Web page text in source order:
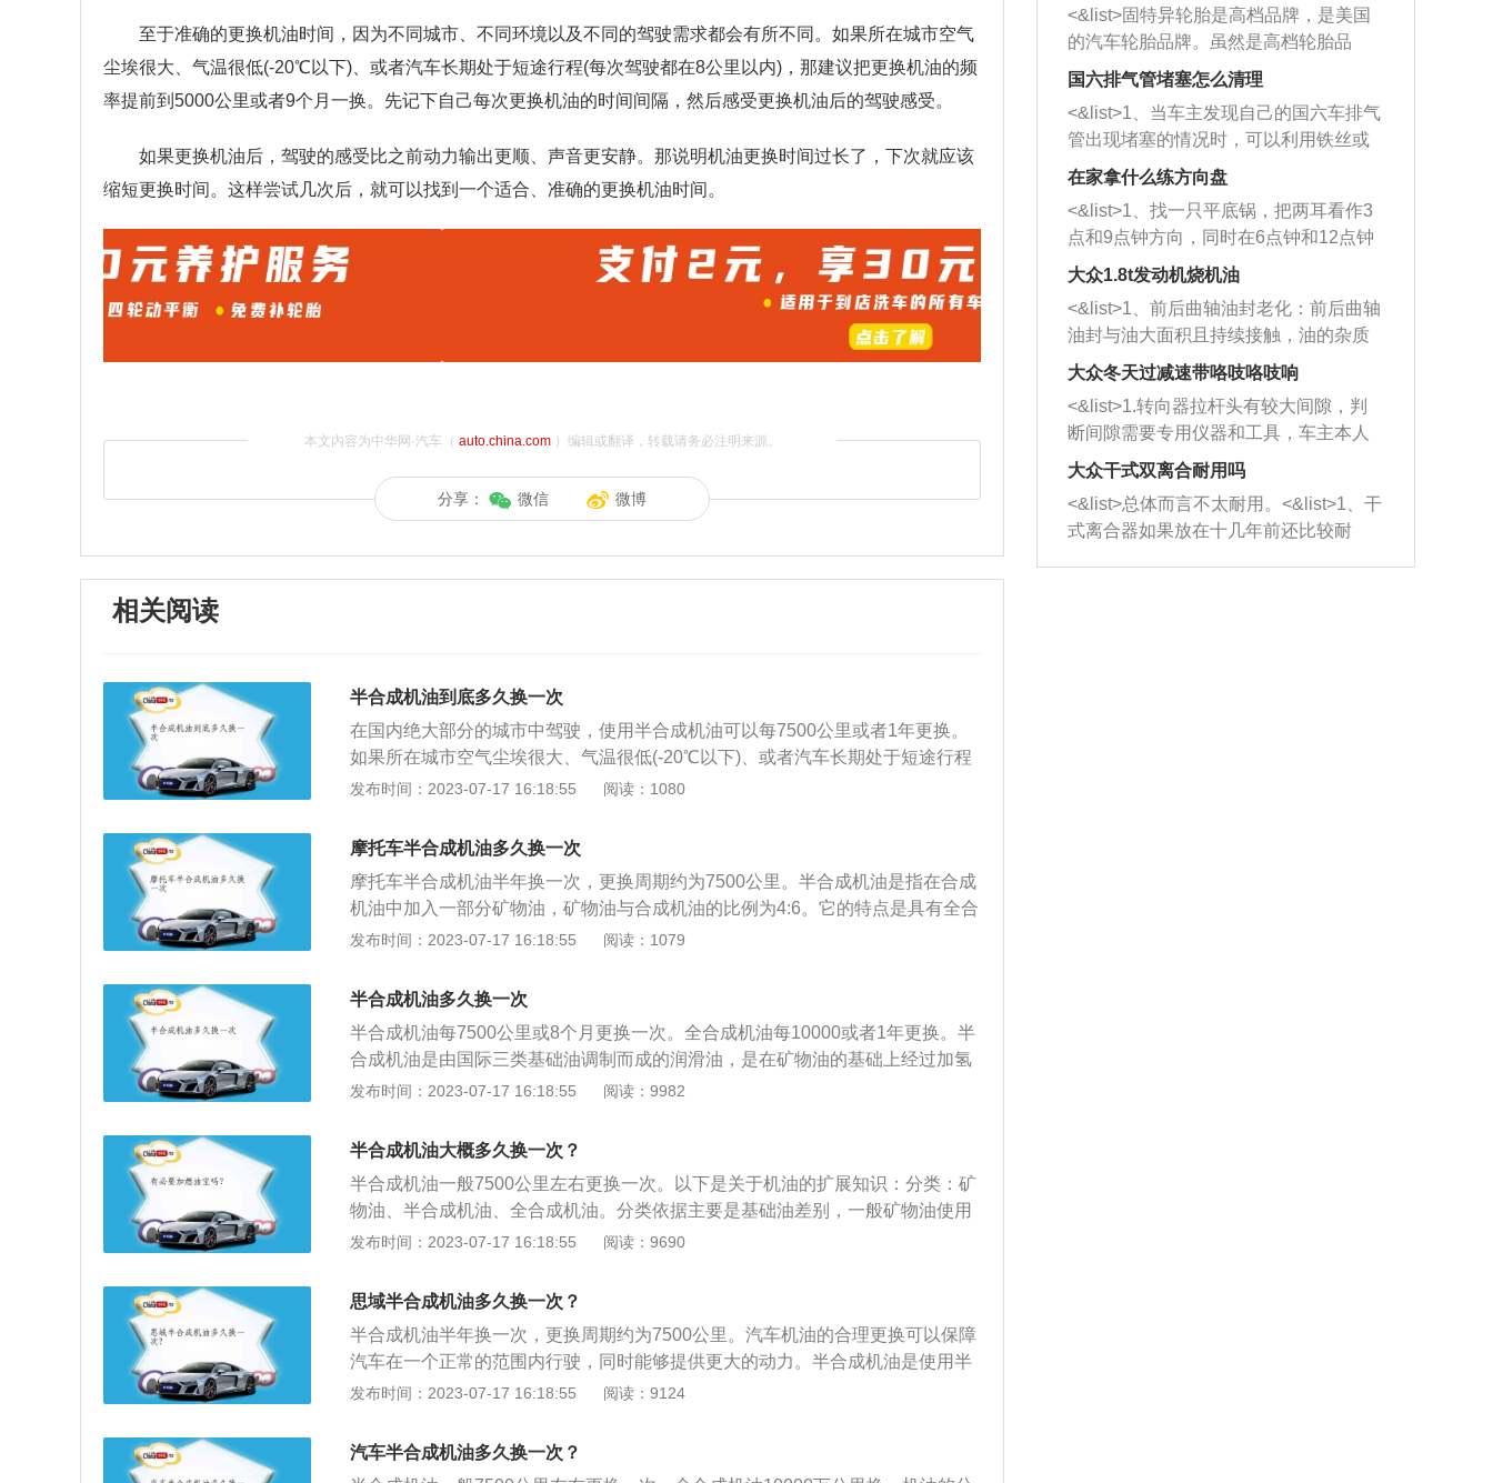
至于准确的更换机油时间，因为不同城市、不同环境以及不同的驾驶需求都会有所不同。如果所在城市空气
尘埃很大、气温很低(-20℃以下)、或者汽车长期处于短途行程(每次驾驶都在8公里以内)，那建议把更换机油的频
率提前到5000公里或者9个月一换。先记下自己每次更换机油的时间间隔，然后感受更换机油后的驾驶感受。
如果更换机油后，驾驶的感受比之前动力输出更顺、声音更安静。那说明机油更换时间过长了，下次就应该
缩短更换时间。这样尝试几次后，就可以找到一个适合、准确的更换机油时间。
本文内容为中华网·汽车（ auto.china.com）编辑或翻译，转载请务必注明来源。
分享： 微信 微博
相关阅读
半合成机油到底多久换一次
在国内绝大部分的城市中驾驶，使用半合成机油可以每7500公里或者1年更换。
如果所在城市空气尘埃很大、气温很低(-20℃以下)、或者汽车长期处于短途行程
(每次驾驶都在8公里以内)，那建议把更换机油的频率提前到5000公里或者9个月
都会有所不同。首先记下自己每次更换机油的时间间隔，然后感受更换机油后的
驾驶感受。如果更换机油后，驾驶的感受比之前动力输出更顺、声音更安静了。
那说明机油更换时间过长了，下次就应该缩短更换时间。这样尝试几次后，就可
以找到一个适合、准确的更换机油时间。
发布时间：2023-07-17 16:18:55 阅读：1080
摩托车半合成机油多久换一次
摩托车半合成机油半年换一次，更换周期约为7500公里。半合成机油是指在合成
机油中加入一部分矿物油，矿物油与合成机油的比例为4:6。它的特点是具有全合
成机油的优点，而且比全合成机油便宜，在具有润滑功能的基础上还有一定的清
周期也比合成机油略短。汽车机油的合理更换可以保障汽车在一个正常的范围内
行驶，同时能够提供更大的动力。如果换了机油，驾驶体验比以前更顺畅，更安
静。那说明换油时间太长，下次应该缩短换油时间。这样，经过几次尝试，就可
以找到一个合适的、准确的换油时间。
发布时间：2023-07-17 16:18:55 阅读：1079
半合成机油多久换一次
半合成机油每7500公里或8个月更换一次。全合成机油每10000或者1年更换。半
合成机油是由国际三类基础油调制而成的润滑油，是在矿物油的基础上经过加氢
裂变技术提纯后的产物，它是由矿物机油、全合成机油以4比6的关系混合而成，
的理想过渡产品。对于发动机机油保养，应该是有选择性的保养。因为机油里有
抗磨剂，抗氧化剂，清洁剂等一些添加剂，会随着用车时间越长，公里数越大性
能就会慢慢地下降，当下降到一定程度的时候，机油的寿命就到了，需要换了。
发动机不是完全密封的，车开起来会有空气进入，虽然机油里有抗氧化剂，但时
间长了也会被消耗殆尽。
发布时间：2023-07-17 16:18:55 阅读：9982
半合成机油大概多久换一次？
半合成机油一般7500公里左右更换一次。以下是关于机油的扩展知识：分类：矿
物油、半合成机油、全合成机油。分类依据主要是基础油差别，一般矿物油使用
二类、三类基础油，半合成机油使用三类、四类基础油，全合成机油使用四类、
于二者之间。换油周期：矿物油一般5000公里更换，半合成机油7500公里，全合
成机油10000万公里。如果车辆长期放置超过三个月，建议先更换机油再使用。
发布时间：2023-07-17 16:18:55 阅读：9690
思域半合成机油多久换一次？
半合成机油半年换一次，更换周期约为7500公里。汽车机油的合理更换可以保障
汽车在一个正常的范围内行驶，同时能够提供更大的动力。半合成机油是使用半
合成基础油，在矿物油的基础上经过加氢裂变技术提纯后的产物，是由矿物机
于准确的更换机油时间，因为不同城市、不同环境以及不同的驾驶需求都会有所
不同。如果所在城市空气尘埃很大、气温很低(-20℃以下)、或者汽车长期处于短
发布时间：2023-07-17 16:18:55 阅读：9124
汽车半合成机油多久换一次？
<&list>固特异轮胎是高档品牌，是美国
的汽车轮胎品牌。虽然是高档轮胎品
牌，但是中高低端的轮胎都有生产，这
也是为了更好的开拓市场。
国六排气管堵塞怎么清理
<&list>1、当车主发现自己的国六车排气
管出现堵塞的情况时，可以利用铁丝或
者是细棍，直接将杂物给取出来，如果
堵塞情况比较严重，也可以采取应急措
施。 <&list>2、直接利用木棍将所有的
杂物推到排气管里面的位置处，然后将
三元催化器拆解开，就可以将堵塞的东
西取出来。但如果是因为积碳过多引起
的堵塞，就需要将三元催化器泡在草酸
洗剂对堵塞的情况得到解决，将清洗剂
放在燃油箱中，与燃油混合后，车辆启
动时，就可以和汽油一起进入到燃烧
室，最后形成废气排出，就可以让三元
催化器得到清洗，排气管堵塞的情况就
能够得到解决。
在家拿什么练方向盘
<&list>1、找一只平底锅，把两耳看作3
点和9点钟方向，同时在6点钟和12点钟
方向做一个标记。 <&list>2、双手握住
一圈半的练习，往右同样也要打相同的
圈数。 <&list>3、最后强调要反复练
习，这样就可以形成肌肉记忆，在真实
驾驶车辆时，不需要记忆也能打好方
向。
大众1.8t发动机烧机油
<&list>1、前后曲轴油封老化：前后曲轴
油封与油大面积且持续接触，油的杂质
和发动机内持续温度变化使其密封效果
逐渐减弱，导致渗油或漏油。<&list>2、
活塞间隙过大：积碳会使活塞环与缸体
的间隙扩大，导致机油流入燃烧室中，
造成烧机油。<&list>3、机油粘度。使用
机油粘度过小的话，同样会有烧机油现
象，机油粘度过小具有很好的流动性，
大众冬天过减速带咯吱咯吱响
<&list>1.转向器拉杆头有较大间隙，判
断间隙需要专用仪器和工具，车主本人
无法制作，需要将车辆送到修理厂或4s
店；<&list>2.车辆半轴套管防尘罩破
裂，破裂后会出现漏油现象，使半轴磨
损严重，磨损的半轴容易损坏，产生异
响；<&list>3.稳定器的转向胶套和球头
大众干式双离合耐用吗
<&list>总体而言不太耐用。<&list>1、干
式离合器如果放在十几年前还比较耐